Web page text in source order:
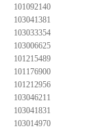
101092140
103041381
103033354
103006625
101215489
101176900
101212956
103046211
103041831
103014970